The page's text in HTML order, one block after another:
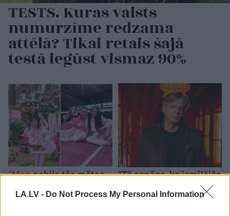
LA.LV - Do Not Process My Personal Information
TESTS. Kuras valsts
numurzīme redzama
attēlā? Tikai retais šajā
testā iegūst vismaz 90%
“Mannebija tās mātes
Didrihsone atklāti par
“Tā sanāca, ka iemīlējās
divi cilvēki ar lielu gadu
starpību,” Linda Kalniņa